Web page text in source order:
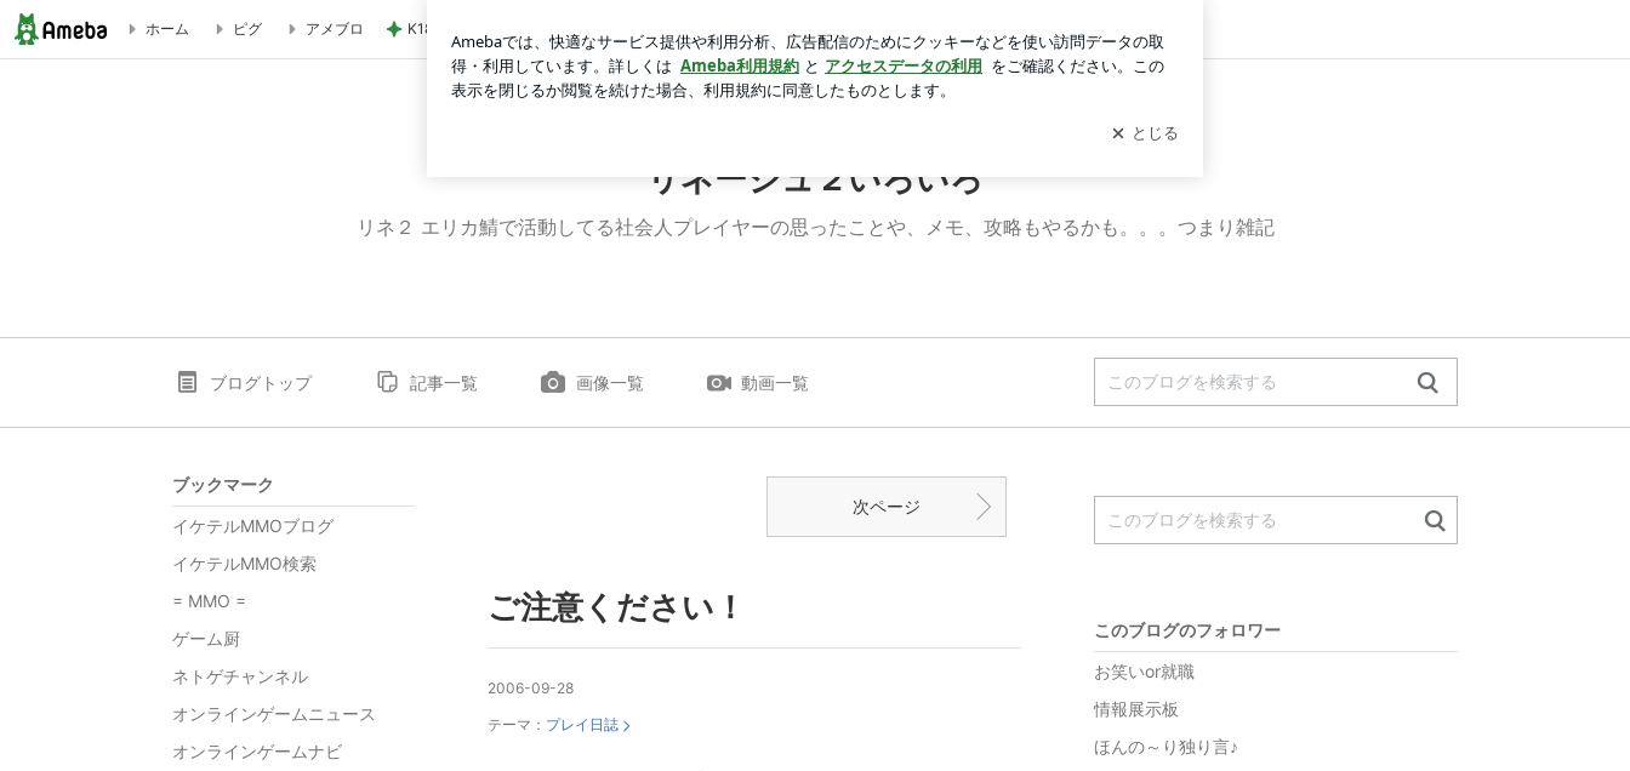
ホーム ピグ アメブロ K18とダイヤモンドの大きな買い物 ログイン
リネージュ２いろいろ
リネ２ エリカ鯖で活動してる社会人プレイヤーの思ったことや、メモ、攻略もやるかも。。。つまり雑記
ブログトップ 記事一覧 画像一覧 動画一覧
次ページ
ご注意ください！
2006-09-28
テーマ： プレイ日誌
このブログのフォロワー
お笑いor就職
情報展示板
ほんの～り独り言♪
ブックマーク
イケテルMMOブログ
イケテルMMO検索
= MMO =
ゲーム厨
ネトゲチャンネル
オンラインゲームニュース
オンラインゲームナビ